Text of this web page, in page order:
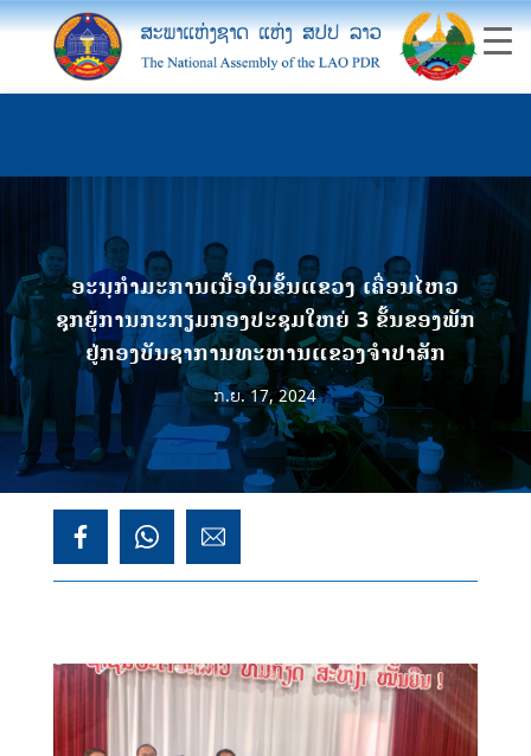
ອະນຸກຳມະການເນື້ອໃນຂັ້ນແຂວງ ເຄື່ອນໄຫວ
ຊຸກຍູ້ການກະກຽມກອງປະຊຸມໃຫຍ່ 3 ຂັ້ນຂອງພັກ
ຢູ່ກອງບັນຊາການທະຫານແຂວງຈໍາປາສັກ
ກ.ຍ. 17, 2024